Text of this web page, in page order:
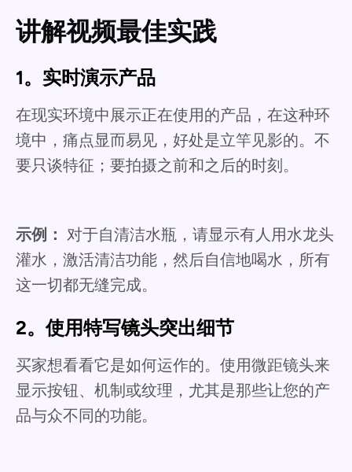
讲解视频最佳实践
1。实时演示产品
在现实环境中展示正在使用的产品，在这种环
境中，痛点显而易见，好处是立竿见影的。不
要只谈特征；要拍摄之前和之后的时刻。
示例： 对于自清洁水瓶，请显示有人用水龙头
灌水，激活清洁功能，然后自信地喝水，所有
这一切都无缝完成。
2。使用特写镜头突出细节
买家想看看它是如何运作的。使用微距镜头来
显示按钮、机制或纹理，尤其是那些让您的产
品与众不同的功能。